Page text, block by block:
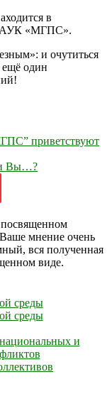
в
«МГПС».
и очутиться
ещё один
приветствуют
Вы…?
посвященном
мнение очень
вся полученная
виде.